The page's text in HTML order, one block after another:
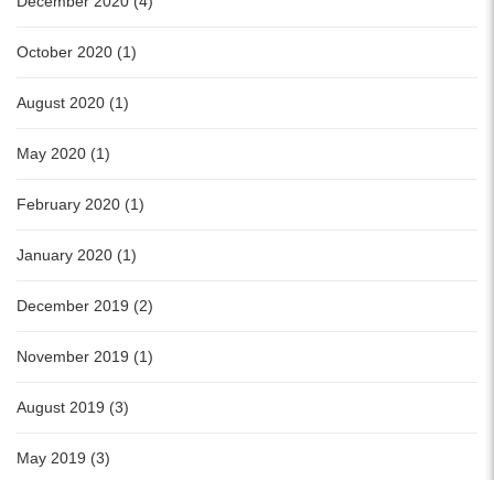
October 2020 (1)
August 2020 (1)
May 2020 (1)
February 2020 (1)
January 2020 (1)
December 2019 (2)
November 2019 (1)
August 2019 (3)
May 2019 (3)